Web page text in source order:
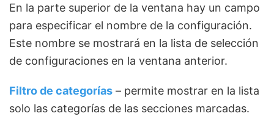
En la parte superior de la ventana hay un campo
para especificar el nombre de la configuración.
Este nombre se mostrará en la lista de selección
de configuraciones en la ventana anterior.
Filtro de categorías – permite mostrar en la lista
solo las categorías de las secciones marcadas.